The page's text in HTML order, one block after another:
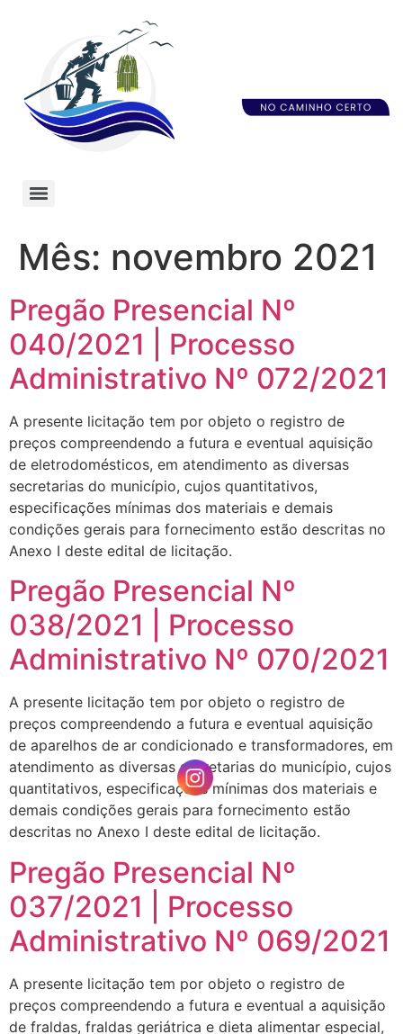
Mês: novembro 2021
Pregão Presencial Nº
040/2021 | Processo
Administrativo Nº 072/2021
A presente licitação tem por objeto o registro de
preços compreendendo a futura e eventual aquisição
de eletrodomésticos, em atendimento as diversas
secretarias do município, cujos quantitativos,
especificações mínimas dos materiais e demais
condições gerais para fornecimento estão descritas no
Anexo I deste edital de licitação.
Pregão Presencial Nº
038/2021 | Processo
Administrativo Nº 070/2021
A presente licitação tem por objeto o registro de
preços compreendendo a futura e eventual aquisição
de aparelhos de ar condicionado e transformadores, em
atendimento as diversas secretarias do município, cujos
quantitativos, especificações mínimas dos materiais e
demais condições gerais para fornecimento estão
descritas no Anexo I deste edital de licitação.
Pregão Presencial Nº
037/2021 | Processo
Administrativo Nº 069/2021
A presente licitação tem por objeto o registro de
preços compreendendo a futura e eventual a aquisição
de fraldas, fraldas geriátrica e dieta alimentar especial,